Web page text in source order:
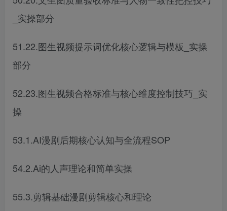
_实操部分
51.22.图生视频提示词优化核心逻辑与模板_实操
部分
52.23.图生视频合格标准与核心维度控制技巧_实
操
53.1.AI漫剧后期核心认知与全流程SOP
54.2.Ai的人声理论和简单实操
55.3.剪辑基础漫剧剪辑核心和理论